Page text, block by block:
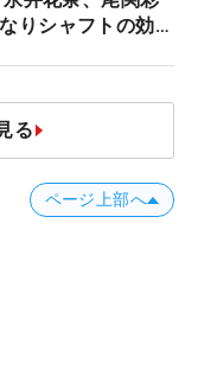
りシャフトの効果
る
ページ上部へ